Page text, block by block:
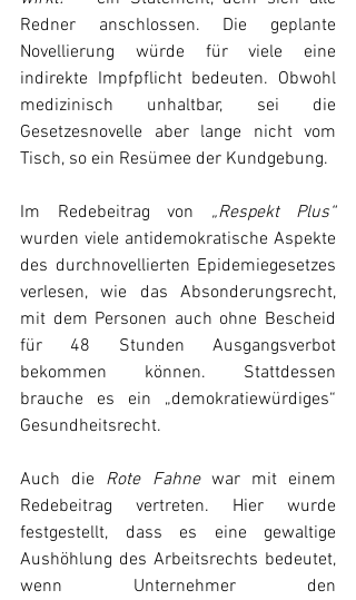
Redner anschlossen. Die geplante
Novellierung würde für viele eine
indirekte Impfpflicht bedeuten. Obwohl
medizinisch unhaltbar, sei die
Gesetzesnovelle aber lange nicht vom
Tisch, so ein Resümee der Kundgebung.
Im Redebeitrag von „Respekt Plus“
wurden viele antidemokratische Aspekte
des durchnovellierten Epidemiegesetzes
verlesen, wie das Absonderungsrecht,
mit dem Personen auch ohne Bescheid
für 48 Stunden Ausgangsverbot
bekommen können. Stattdessen
brauche es ein „demokratiewürdiges“
Gesundheitsrecht.
Auch die Rote Fahne war mit einem
Redebeitrag vertreten. Hier wurde
festgestellt, dass es eine gewaltige
Aushöhlung des Arbeitsrechts bedeutet,
wenn Unternehmer den